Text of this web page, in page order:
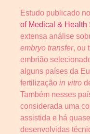
Estudo publicado
of Medical & Health
extensa análise
embryo transfer, ou
embrião
alguns países da
fertilização in vitro
Também nesses
considerada uma
assistida e há
desenvolvidas